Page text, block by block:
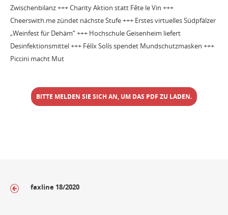
Zwischenbilanz +++ Charity Aktion statt Fête le Vin +++
Cheerswith.me zündet nächste Stufe +++ Erstes virtuelles Südpfälzer
„Weinfest für Dehäm“ +++ Hochschule Geisenheim liefert
Desinfektionsmittel +++ Félíx Solís spendet Mundschutzmasken +++
Piccini macht Mut
BITTE MELDEN SIE SICH AN, UM DAS PDF ZU LADEN.
faxline 18/2020